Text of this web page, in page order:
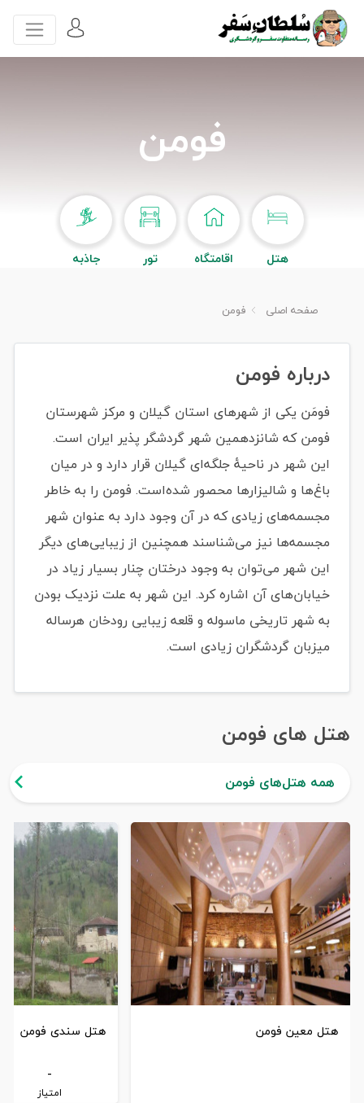
فومن
هتل اقامتگاه تور جاذبه
صفحه اصلی فومن
درباره فومن
فومَن یکی از شهرهای استان گیلان و مرکز شهرستان
فومن که شانزدهمین شهر گردشگر پذیر ایران است.
این شهر در ناحیهٔ جلگه‌ای گیلان قرار دارد و در میان
باغ‌ها و شالیزارها محصور شده‌است. فومن را به خاطر
مجسمه‌های زیادی که در آن وجود دارد به عنوان شهر
مجسمه‌ها نیز می‌شناسند همچنین از زیبایی‌های دیگر
این شهر می‌توان به وجود درختان چنار بسیار زیاد در
خیابان‌های آن اشاره کرد. این شهر به علت نزدیک بودن
به شهر تاریخی ماسوله و قلعه زیبایی رودخان هرساله
میزبان گردشگران زیادی است.
هتل های فومن
همه هتل‌های فومن
هتل معین فومن هتل سندی فومن
-
امتیاز